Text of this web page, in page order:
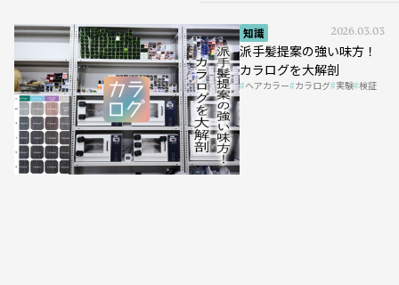
知識 2026.03.03
派手髪提案の強い味方！
カラログを大解剖
ヘアカラー カラログ 実験 検証